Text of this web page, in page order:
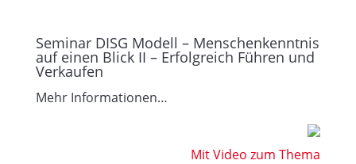
Seminar DISG Modell – Menschenkenntnis
auf einen Blick II – Erfolgreich Führen und
Verkaufen
Mehr Informationen…
Mit Video zum Thema